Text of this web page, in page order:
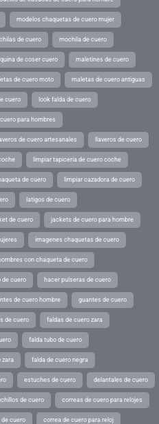
modelos chaquetas de cuero mujer
de cuero mochila de cuero
de coser cuero maletines de cuero
de cuero moto maletas de cuero antiguas
cuero look falda de cuero
cuero para hombres
de cuero artesanales llaveros de cuero
limpiar tapiceria de cuero coche
de cuero limpiar cazadora de cuero
latigos de cuero
de cuero jackets de cuero para hombre
imagenes chaquetas de cuero
con chaqueta de cuero
de cuero hacer pulseras de cuero
de cuero hombre guantes de cuero
de cuero faldas de cuero zara
falda tubo de cuero
zara falda de cuero negra
estuches de cuero delantales de cuero
de cuero correas de cuero para relojes
cuero correa de cuero para reloj